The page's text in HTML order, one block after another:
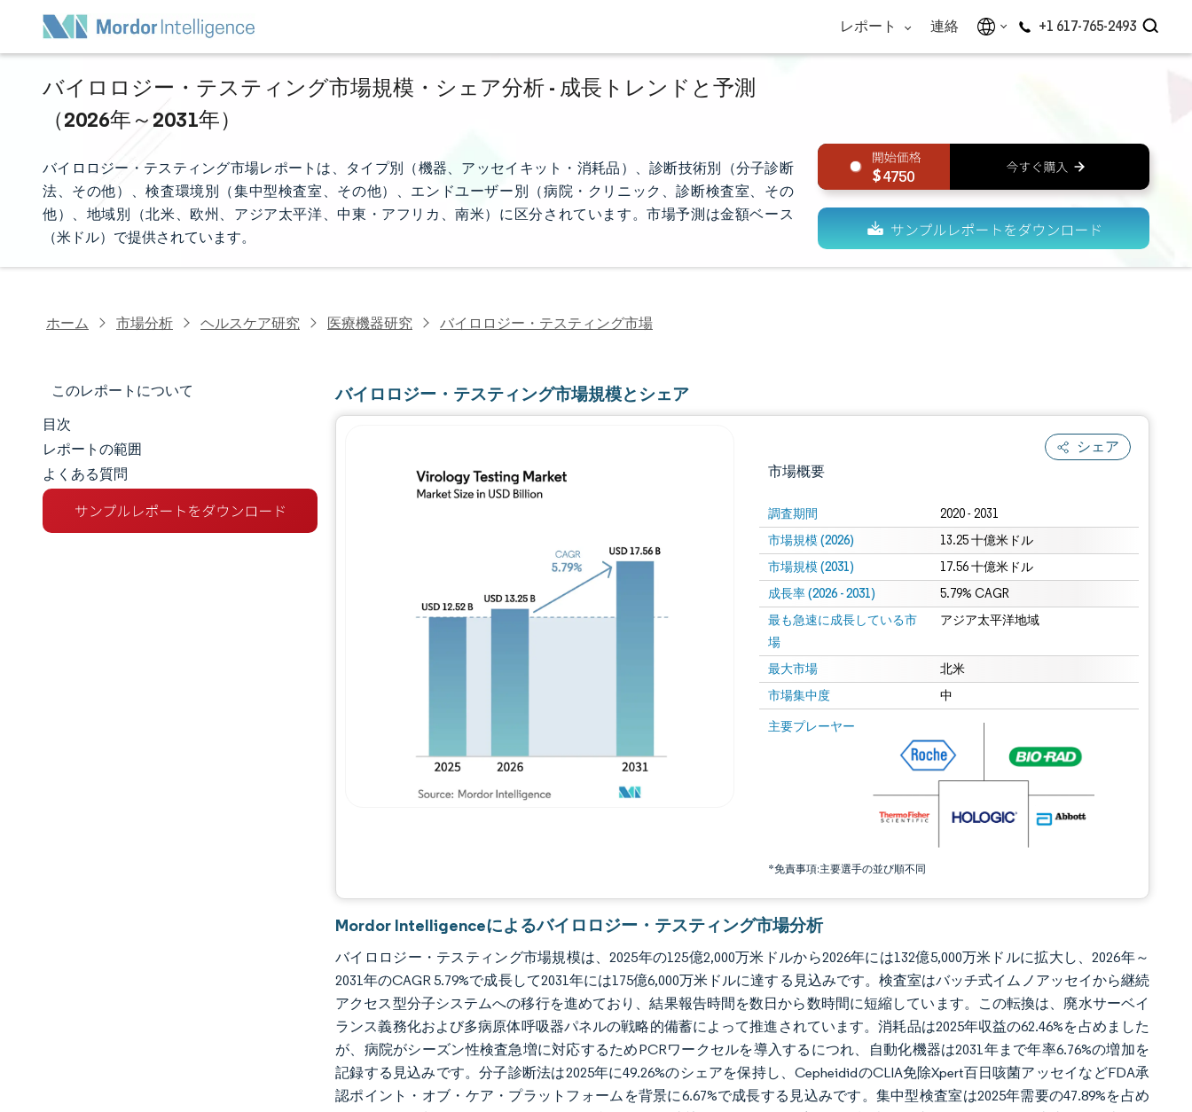
レポート 連絡 +1 617-765-2493
バイロロジー・テスティング市場規模・シェア分析 - 成長トレンドと予測
（2026年～2031年）
バイロロジー・テスティング市場レポートは、タイプ別（機器、アッセイキット・消耗品）、診断技術別（分子診断
法、その他）、検査環境別（集中型検査室、その他）、エンドユーザー別（病院・クリニック、診断検査室、その
他）、地域別（北米、欧州、アジア太平洋、中東・アフリカ、南米）に区分されています。市場予測は金額ベース
（米ドル）で提供されています。
4750
ホーム 市場分析 ヘルスケア研究 医療機器研究 バイロロジー・テスティング市場
このレポートについて
市場規模とシェア
市場分析
トレンドとインサイト
目次
レポートの範囲
よくある質問
バイロロジー・テスティング市場規模とシェア
シェア
市場概要
調査期間 2020 - 2031
市場規模 (2026) 13.25 十億米ドル
市場規模 (2031) 17.56 十億米ドル
成長率 (2026 - 2031) 5.79% CAGR
最も急速に成長している市
場
アジア太平洋地域
最大市場 北米
市場集中度 中
主要プレーヤー
*免責事項:主要選手の並び順不同
画像 © Mordor Intelligence。再利用にはCC BY 4.0の表示が必要です。
画像 © Mordor Intelligence。再利用にはCC BY 4.0の表示が必要です。
Mordor Intelligenceによるバイロロジー・テスティング市場分析
バイロロジー・テスティング市場規模は、2025年の125億2,000万米ドルから2026年には132億5,000万米ドルに拡大し、2026年～
2031年のCAGR 5.79%で成長して2031年には175億6,000万米ドルに達する見込みです。検査室はバッチ式イムノアッセイから継続
アクセス型分子システムへの移行を進めており、結果報告時間を数日から数時間に短縮しています。この転換は、廃水サーベイ
ランス義務化および多病原体呼吸器パネルの戦略的備蓄によって推進されています。消耗品は2025年収益の62.46%を占めました
が、病院がシーズン性検査急増に対応するためPCRワークセルを導入するにつれ、自動化機器は2031年まで年率6.76%の増加を
記録する見込みです。分子診断法は2025年に49.26%のシェアを保持し、CepheididのCLIA免除Xpert百日咳菌アッセイなどFDA承
認ポイント・オブ・ケア・プラットフォームを背景に6.67%で成長する見込みです。集中型検査室は2025年需要の47.89%を占め